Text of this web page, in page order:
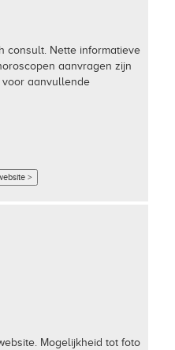
consult. Nette informatieve
aanvragen zijn
voor aanvullende
>
Mogelijkheid tot foto